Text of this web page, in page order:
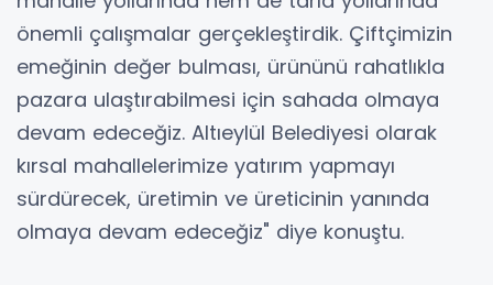
önemli çalışmalar gerçekleştirdik. Çiftçimizin
emeğinin değer bulması, ürününü rahatlıkla
pazara ulaştırabilmesi için sahada olmaya
devam edeceğiz. Altıeylül Belediyesi olarak
kırsal mahallelerimize yatırım yapmayı
sürdürecek, üretimin ve üreticinin yanında
olmaya devam edeceğiz" diye konuştu.